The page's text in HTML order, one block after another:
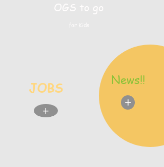
OGS to go
for Kids
News!!
+
JOBS
+